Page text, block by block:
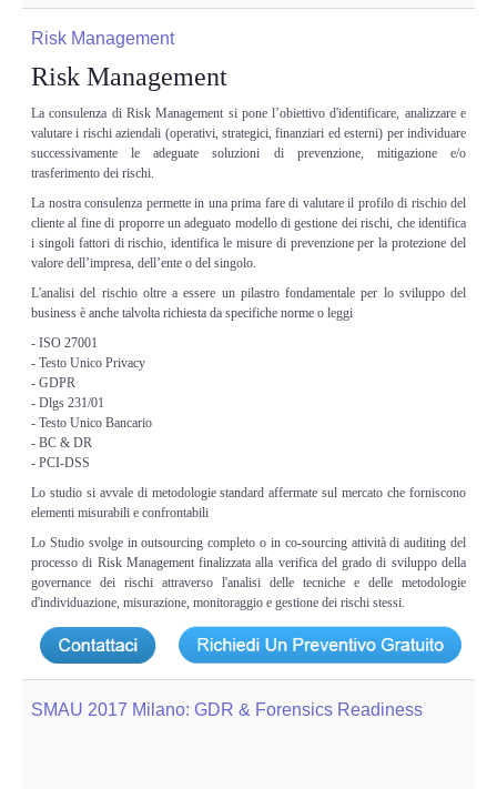
Risk Management
Risk Management
La consulenza di Risk Management si pone l’obiettivo d'identificare, analizzare e
valutare i rischi aziendali (operativi, strategici, finanziari ed esterni) per individuare
successivamente le adeguate soluzioni di prevenzione, mitigazione e/o
trasferimento dei rischi.
La nostra consulenza permette in una prima fare di valutare il profilo di rischio del
cliente al fine di proporre un adeguato modello di gestione dei rischi, che identifica
i singoli fattori di rischio, identifica le misure di prevenzione per la protezione del
valore dell’impresa, dell’ente o del singolo.
L'analisi del rischio oltre a essere un pilastro fondamentale per lo sviluppo del
business è anche talvolta richiesta da specifiche norme o leggi
- ISO 27001
- Testo Unico Privacy
- GDPR
- Dlgs 231/01
- Testo Unico Bancario
- BC & DR
- PCI-DSS
Lo studio si avvale di metodologie standard affermate sul mercato che forniscono
elementi misurabili e confrontabili
Lo Studio svolge in outsourcing completo o in co-sourcing attività di auditing del
processo di Risk Management finalizzata alla verifica del grado di sviluppo della
governance dei rischi attraverso l'analisi delle tecniche e delle metodologie
d'individuazione, misurazione, monitoraggio e gestione dei rischi stessi.
SMAU 2017 Milano: GDR & Forensics Readiness